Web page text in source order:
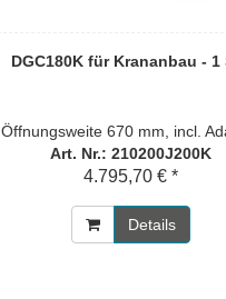
DGC180K für Krananbau - 1
Öffnungsweite 670 mm, incl.
Art. Nr.: 210200J200K
4.795,70 € *
Details